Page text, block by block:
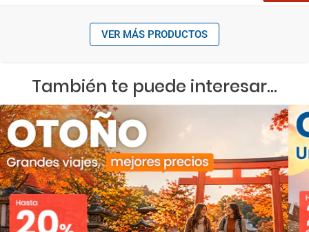
VER MÁS PRODUCTOS
También te puede interesar...